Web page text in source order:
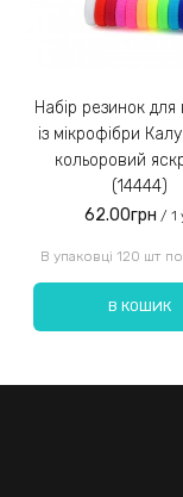
Введіть код,
Набір резинок для волосся
із мікрофібри
кольоровий
(14444)
62.00грн / 1
В упаковці 120 шт
В КОШИК